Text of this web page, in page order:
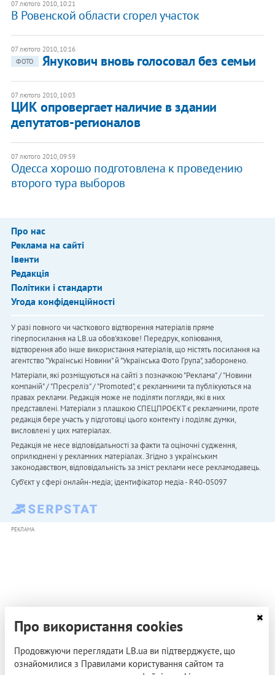
07 лютого 2010, 10:21
В Ровенской области сгорел участок
07 лютого 2010, 10:16
ФОТО
Янукович вновь голосовал без семьи
07 лютого 2010, 10:03
ЦИК опровергает наличие в здании
депутатов-регионалов
07 лютого 2010, 09:59
Одесса хорошо подготовлена к проведению
второго тура выборов
Про нас
Реклама на сайті
Івенти
Редакція
Політики і стандарти
Угода конфіденційності
У разі повного чи часткового відтворення матеріалів пряме
гіперпосилання на LB.ua обов'язкове! Передрук, копіювання,
відтворення або інше використання матеріалів, що містять посилання на
агентство "Українськi Новини" й "Українська Фото Група", заборонено.
Матеріали, які розміщуються на сайті з позначкою "Реклама" / "Новини
компаній" / "Пресреліз" / "Promoted", є рекламними та публікуються на
правах реклами. Редакція може не поділяти погляди, які в них
представлені. Матеріали з плашкою СПЕЦПРОЄКТ є рекламними, проте
редакція бере участь у підготовці цього контенту і поділяє думки,
висловлені у цих матеріалах.
Редакція не несе відповідальності за факти та оціночні судження,
оприлюднені у рекламних матеріалах. Згідно з українським
законодавством, відповідальність за зміст реклами несе рекламодавець.
Cуб'єкт у сфері онлайн-медіа; ідентифікатор медіа - R40-05097
РЕКЛАМА
Про використання cookies
Продовжуючи переглядати LB.ua ви підтверджуєте, що
ознайомилися з Правилами користування сайтом та